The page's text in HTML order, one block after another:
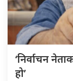
‘निर्वाचन
हो’